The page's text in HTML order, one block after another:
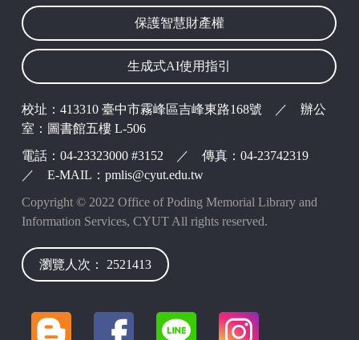
波錠映像
保護智慧財產權
生成式AI使用指引
校址：413310 臺中市霧峰區吉峰東路168號 ／ 辦公
室：圖書館五樓 L-506
電話：04-23323000 #3152 ／ 傳真：04-23742319
／ E-MAIL：pmlis@cyut.edu.tw
Copyright © 2022 Office of Poding Memorial Library and
Information Services, CYUT All rights reserved.
瀏覽人次： 2521413